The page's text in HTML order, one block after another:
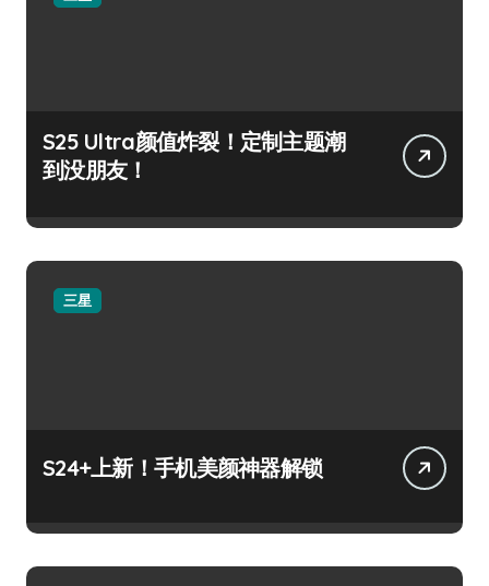
S25 Ultra颜值炸裂！定制主题潮
到没朋友！
三星
S24+上新！手机美颜神器解锁